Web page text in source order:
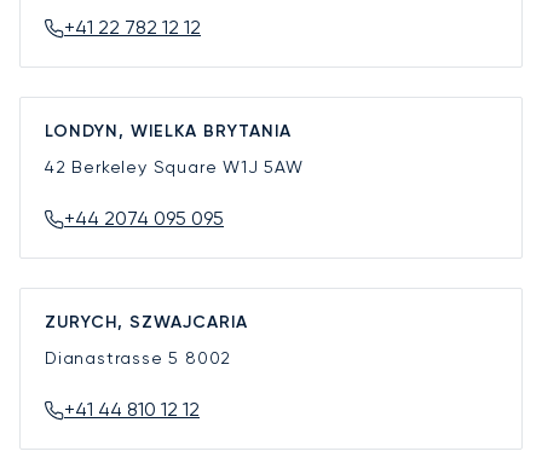
+41 22 782 12 12
LONDYN, WIELKA BRYTANIA
42 Berkeley SquareW1J 5AW
+44 2074 095 095
ZURYCH, SZWAJCARIA
Dianastrasse 5 8002
+41 44 810 12 12